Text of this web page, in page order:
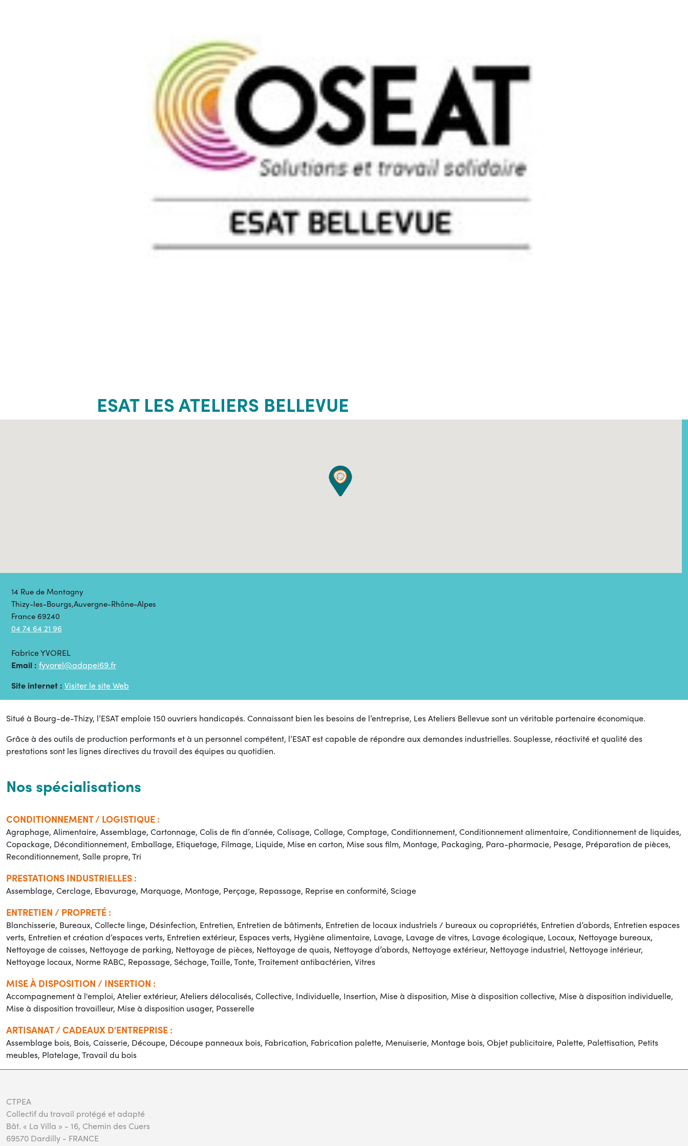
ESAT LES ATELIERS BELLEVUE
14 Rue de Montagny
Thizy-les-Bourgs,Auvergne-Rhône-Alpes
France 69240
04 74 64 21 96
Fabrice YVOREL
Email : fyvorel@adapei69.fr
Site internet : Visiter le site Web
Situé à Bourg-de-Thizy, l’ESAT emploie 150 ouvriers handicapés. Connaissant bien les besoins de l’entreprise, Les Ateliers Bellevue sont un véritable partenaire économique.
Grâce à des outils de production performants et à un personnel compétent, l’ESAT est capable de répondre aux demandes industrielles. Souplesse, réactivité et qualité des
prestations sont les lignes directives du travail des équipes au quotidien.
Nos spécialisations
CONDITIONNEMENT / LOGISTIQUE :
Agraphage, Alimentaire, Assemblage, Cartonnage, Colis de fin d’année, Colisage, Collage, Comptage, Conditionnement, Conditionnement alimentaire, Conditionnement de liquides,
Copackage, Déconditionnement, Emballage, Etiquetage, Filmage, Liquide, Mise en carton, Mise sous film, Montage, Packaging, Para-pharmacie, Pesage, Préparation de pièces,
Reconditionnement, Salle propre, Tri
PRESTATIONS INDUSTRIELLES :
Assemblage, Cerclage, Ebavurage, Marquage, Montage, Perçage, Repassage, Reprise en conformité, Sciage
ENTRETIEN / PROPRETÉ :
Blanchisserie, Bureaux, Collecte linge, Désinfection, Entretien, Entretien de bâtiments, Entretien de locaux industriels / bureaux ou copropriétés, Entretien d’abords, Entretien espaces
verts, Entretien et création d’espaces verts, Entretien extérieur, Espaces verts, Hygiène alimentaire, Lavage, Lavage de vitres, Lavage écologique, Locaux, Nettoyage bureaux,
Nettoyage de caisses, Nettoyage de parking, Nettoyage de pièces, Nettoyage de quais, Nettoyage d’abords, Nettoyage extérieur, Nettoyage industriel, Nettoyage intérieur,
Nettoyage locaux, Norme RABC, Repassage, Séchage, Taille, Tonte, Traitement antibactérien, Vitres
MISE À DISPOSITION / INSERTION :
Accompagnement à l'emploi, Atelier extérieur, Ateliers délocalisés, Collective, Individuelle, Insertion, Mise à disposition, Mise à disposition collective, Mise à disposition individuelle,
Mise à disposition travailleur, Mise à disposition usager, Passerelle
ARTISANAT / CADEAUX D'ENTREPRISE :
Assemblage bois, Bois, Caisserie, Découpe, Découpe panneaux bois, Fabrication, Fabrication palette, Menuiserie, Montage bois, Objet publicitaire, Palette, Palettisation, Petits
meubles, Platelage, Travail du bois
CTPEA
Collectif du travail protégé et adapté
Bât. « La Villa » - 16, Chemin des Cuers
69570 Dardilly - FRANCE